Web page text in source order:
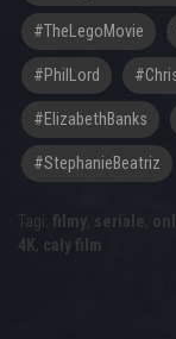
#TheLegoMovie
#PhilLord
#ElizabethBanks
#StephanieBeatriz
Tagi: filmy, seriale,
4K, cały film